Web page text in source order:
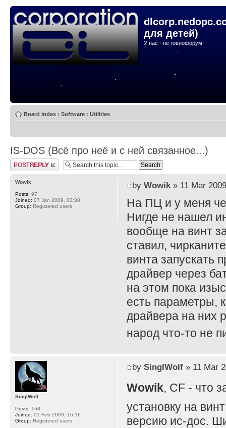
для детей)
У нас - не говнофорум!
Board index ‹ Software ‹ Utilities
IS-DOS (Всё про неё и с ней связанное...)
Post a reply
by Wowik» 11 Mar
На ПЦ и у меня
Нигде не нашел
вообще на винт
ставил,
винта запускать
драйвер через
на этом пока
есть параметры,
драйвера на них
народ что-то не
Wowik
Posts: 97
Joined: 07 Jan 2009, 00:38
Group: Registered users
by SinglWolf» 11 Mar
Wowik, CF - что
установку на
версию ис-дос.
SinglWolf
Posts: 168
Joined: 01 Feb 2009, 16:16
Group: Registered users